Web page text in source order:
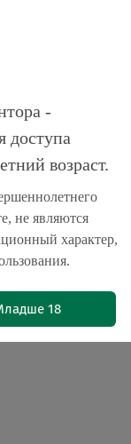
крафта и
Apple
-
доступа
возраст.
не являются
характер,
18